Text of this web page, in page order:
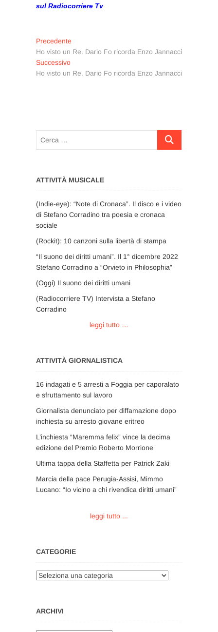
sul Radiocorriere Tv
Navigazione
articoli
Precedente
precedente:
Ho visto un Re. Dario Fo ricorda Enzo Jannacci
SuccessivoArticolo
successivo:
Ho visto un Re. Dario Fo ricorda Enzo Jannacci
Cerca
ATTIVITÀ MUSICALE
(Indie-eye): “Note di Cronaca”. Il disco e i video
di Stefano Corradino tra poesia e cronaca
sociale
(Rockit): 10 canzoni sulla libertà di stampa
“Il suono dei diritti umani”. Il 1° dicembre 2022
Stefano Corradino a “Orvieto in Philosophia”
(Oggi) Il suono dei diritti umani
(Radiocorriere TV) Intervista a Stefano
Corradino
leggi tutto …
ATTIVITÀ GIORNALISTICA
16 indagati e 5 arresti a Foggia per caporalato
e sfruttamento sul lavoro
Giornalista denunciato per diffamazione dopo
inchiesta su arresto giovane eritreo
L’inchiesta “Maremma felix” vince la decima
edizione del Premio Roberto Morrione
Ultima tappa della Staffetta per Patrick Zaki
Marcia della pace Perugia-Assisi, Mimmo
Lucano: “Io vicino a chi rivendica diritti umani”
leggi tutto ...
CATEGORIE
Categorie
ARCHIVI